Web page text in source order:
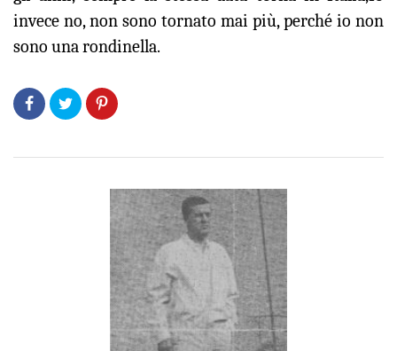
invece no, non sono tornato mai più, perché io non
sono una rondinella.